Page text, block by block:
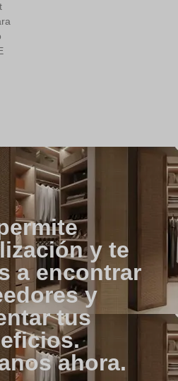
y te
a encontrar
y
tus
ahora.